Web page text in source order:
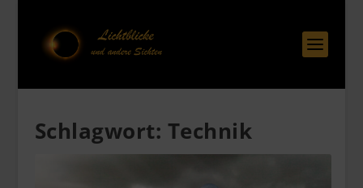
Schlagwort: Technik